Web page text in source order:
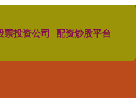
票投资公司 配资炒股平台